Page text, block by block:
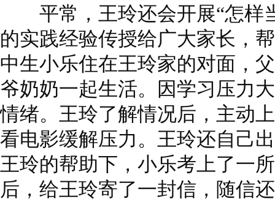
平常，王玲还会开展“怎样
的实践经验传授给广大家长，
中生小乐住在王玲家的对面，
爷奶奶一起生活。因学习压力
情绪。王玲了解情况后，主动
看电影缓解压力。王玲还自己
王玲的帮助下，小乐考上了一
后，给王玲寄了一封信，随信